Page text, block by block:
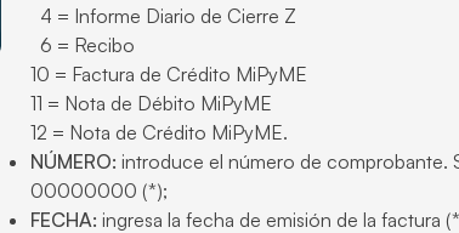
4 = Informe Diario de Cierre Z
6 = Recibo
10 = Factura de Crédito MiPyME
11 = Nota de Débito MiPyME
12 = Nota de Crédito MiPyME.
NÚMERO: introduce el número de
00000000 (*);
FECHA: ingresa la fecha de emisión de la factura